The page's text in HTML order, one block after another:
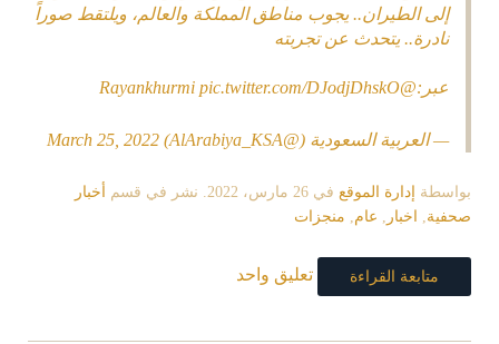
إلى الطيران.. يجوب مناطق المملكة والعالم، ويلتقط صوراً
نادرة.. يتحدث عن تجربته
عبر:@Rayankhurmi
pic.twitter.com/DJodjDhskO
— العربية السعودية (@AlArabiya_KSA) March 25, 2022
بواسطة إدارة الموقع في 26 مارس، 2022 . نشر في قسم
أخبار
صحفية
اخبار عام منجزات
متابعة القراءة تعليق واحد